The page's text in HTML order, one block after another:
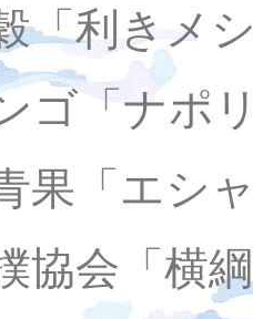
「利きメ
ゴ「ナポ
果「エシ
協会「横